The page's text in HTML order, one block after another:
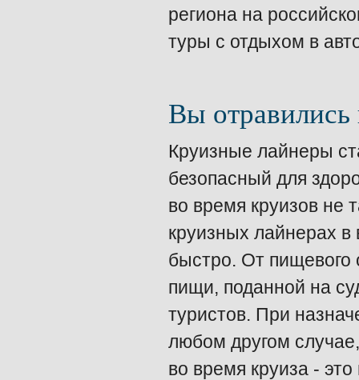
региона на
туры с отдыхом в
Вы отравились
Круизные лайнеры
безопасный для
во время круизов не
круизных лайнерах в
быстро. От пищевого
пищи, поданной на
туристов. При
любом другом
во время круиза -